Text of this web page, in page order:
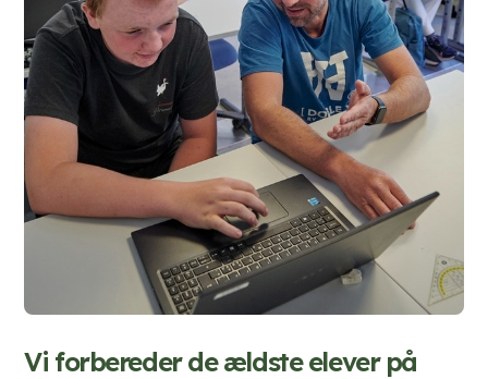
Vi forbereder de ældste elever på